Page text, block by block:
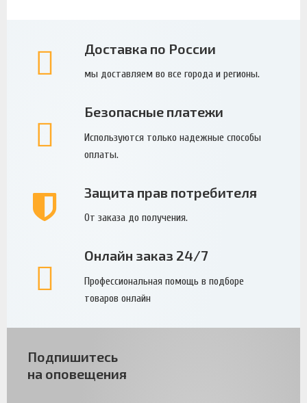
Доставка по России
мы доставляем во все города и регионы.
Безопасные платежи
Используются только надежные способы
оплаты.
Защита прав потребителя
От заказа до получения.
Онлайн заказ 24/7
Профессиональная помощь в подборе
товаров онлайн
Подпишитесь
на оповещения